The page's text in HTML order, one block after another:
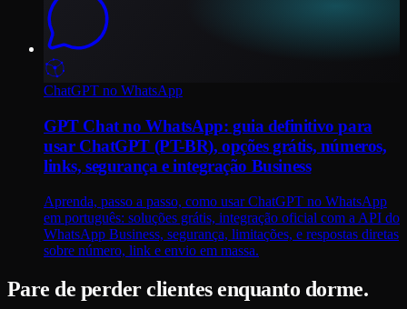
ChatGPT no WhatsApp
GPT Chat no WhatsApp: guia definitivo para
usar ChatGPT (PT-BR), opções grátis, números,
links, segurança e integração Business
Aprenda, passo a passo, como usar ChatGPT no WhatsApp
em português: soluções grátis, integração oficial com a API do
WhatsApp Business, segurança, limitações, e respostas diretas
sobre número, link e envio em massa.
Pare de perder clientes enquanto dorme.